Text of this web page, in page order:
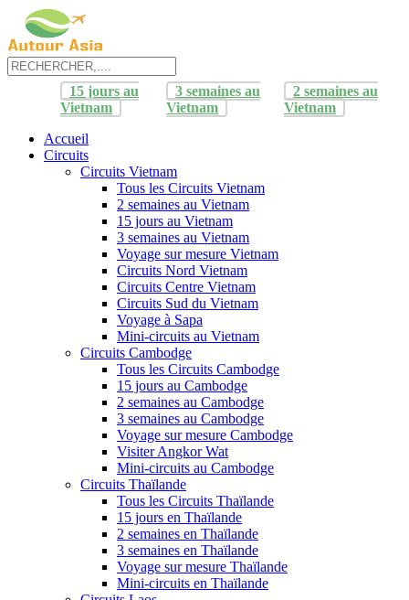
15 jours au
Vietnam
3 semaines au
Vietnam
2 semaines au
Vietnam
Accueil
Circuits
Circuits Vietnam
Tous les Circuits Vietnam
2 semaines au Vietnam
15 jours au Vietnam
3 semaines au Vietnam
Voyage sur mesure Vietnam
Circuits Nord Vietnam
Circuits Centre Vietnam
Circuits Sud du Vietnam
Voyage à Sapa
Mini-circuits au Vietnam
Circuits Cambodge
Tous les Circuits Cambodge
15 jours au Cambodge
2 semaines au Cambodge
3 semaines au Cambodge
Voyage sur mesure Cambodge
Visiter Angkor Wat
Mini-circuits au Cambodge
Circuits Thaïlande
Tous les Circuits Thaïlande
15 jours en Thaïlande
2 semaines en Thaïlande
3 semaines en Thaïlande
Voyage sur mesure Thaïlande
Mini-circuits en Thaïlande